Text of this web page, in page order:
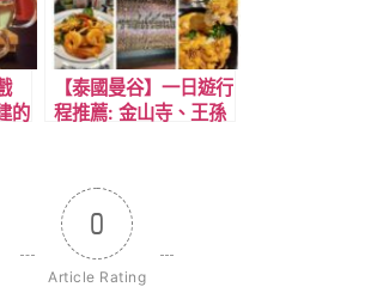
的
【泰國曼谷】一日遊行
程推薦: 金山寺、王孫
釀啤酒畫下完美句點。
0
Article Rating